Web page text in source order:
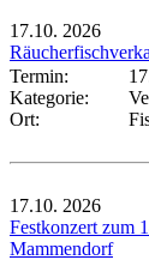
17.10. 2026
Termin:
Kategorie:
Ort:
17.10. 2026
Festkonzert zum
Mammendorf